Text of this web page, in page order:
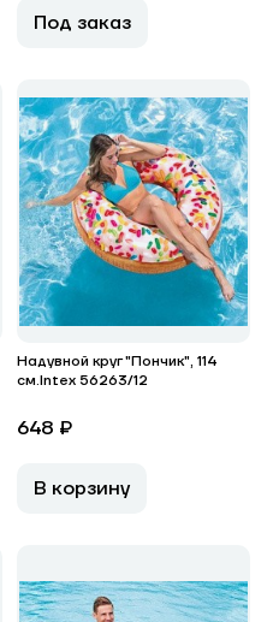
Под заказ
Надувной круг "Пончик", 114
см.Intex 56263/12
648 ₽
В корзину